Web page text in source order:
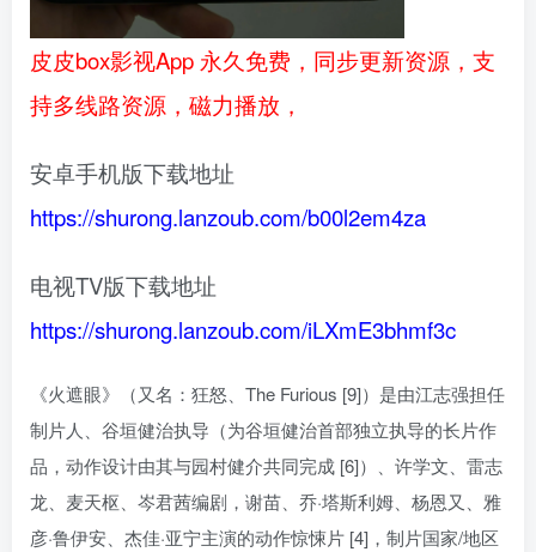
皮皮box影视App 永久免费，同步更新资源，支
持多线路资源，磁力播放，
安卓手机版下载地址
https://shurong.lanzoub.com/b00l2em4za
电视TV版下载地址
https://shurong.lanzoub.com/iLXmE3bhmf3c
《火遮眼》（又名：狂怒、The Furious [9]）是由江志强担任
制片人、谷垣健治执导（为谷垣健治首部独立执导的长片作
品，动作设计由其与园村健介共同完成 [6]）、许学文、雷志
龙、麦天枢、岑君茜编剧，谢苗、乔·塔斯利姆、杨恩又、雅
彦·鲁伊安、杰佳·亚宁主演的动作惊悚片 [4]，制片国家/地区